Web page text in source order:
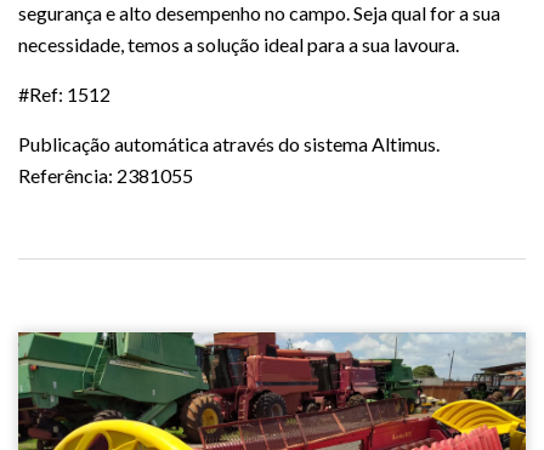
segurança e alto desempenho no campo. Seja qual for a sua
necessidade, temos a solução ideal para a sua lavoura.
#Ref: 1512
Publicação automática através do sistema Altimus.
Referência: 2381055